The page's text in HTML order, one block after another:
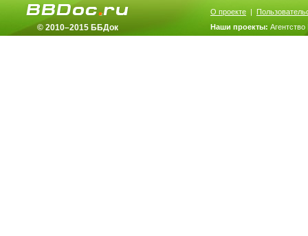
© 2010–2015 ББДок
О проекте |
Наши проекты: